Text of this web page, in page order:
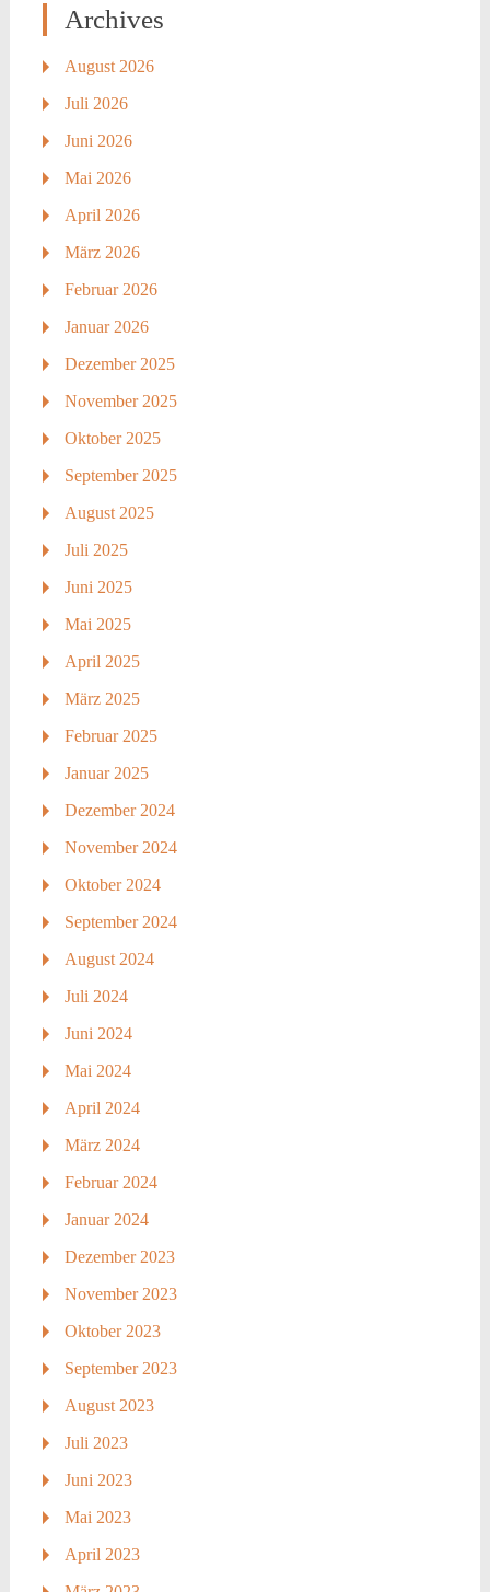
Archives
August 2026
Juli 2026
Juni 2026
Mai 2026
April 2026
März 2026
Februar 2026
Januar 2026
Dezember 2025
November 2025
Oktober 2025
September 2025
August 2025
Juli 2025
Juni 2025
Mai 2025
April 2025
März 2025
Februar 2025
Januar 2025
Dezember 2024
November 2024
Oktober 2024
September 2024
August 2024
Juli 2024
Juni 2024
Mai 2024
April 2024
März 2024
Februar 2024
Januar 2024
Dezember 2023
November 2023
Oktober 2023
September 2023
August 2023
Juli 2023
Juni 2023
Mai 2023
April 2023